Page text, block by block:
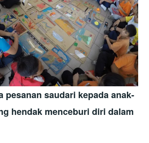
pesanan saudari kepada anak-
hendak menceburi diri dalam